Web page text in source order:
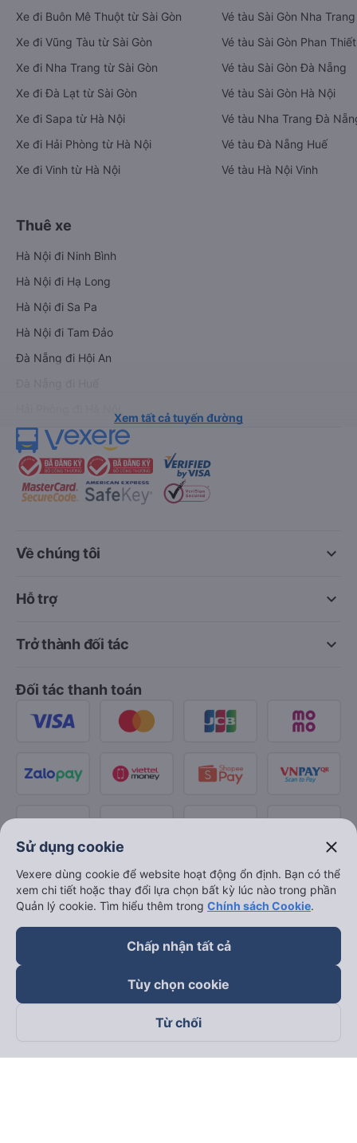
Xe đi Buôn Mê Thuột từ Sài Gòn
Xe đi Vũng Tàu từ Sài Gòn
Xe đi Nha Trang từ Sài Gòn
Xe đi Đà Lạt từ Sài Gòn
Xe đi Sapa từ Hà Nội
Xe đi Hải Phòng từ Hà Nội
Xe đi Vinh từ Hà Nội
Vé tàu Sài Gòn Nha Trang
Vé tàu Sài Gòn Phan Thiết
Vé tàu Sài Gòn Đà Nẵng
Vé tàu Sài Gòn Hà Nội
Vé tàu Nha Trang Đà
Vé tàu Đà Nẵng Huế
Vé tàu Hà Nội Vinh
Thuê xe
Hà Nội đi Ninh Bình
Hà Nội đi Hạ Long
Hà Nội đi Sa Pa
Hà Nội đi Tam Đảo
Đà Nẵng đi Hội An
Xem tất cả tuyến đường
keyboard_arrow_down
Về chúng tôi
keyboard_arrow_down
Hỗ trợ
keyboard_arrow_down
Trở thành đối tác
Đối tác thanh toán
Theo dõi chúng tôi trên
Sử dụng cookie close
Vexere dùng cookie để website hoạt động ổn định. Bạn có thể
xem chi tiết hoặc thay đổi lựa chọn bất kỳ lúc nào trong phần
Quản lý cookie. Tìm hiểu thêm trong Chính sách Cookie.
Chấp nhận tất cả
Tùy chọn cookie
Từ chối